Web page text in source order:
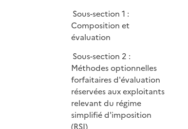
p
l
i
r
Sous-section 1 :
Composition et
évaluation
Sous-section 2 :
Méthodes optionnelles
forfaitaires d'évaluation
réservées aux exploitants
relevant du régime
simplifié d'imposition
(RSI)